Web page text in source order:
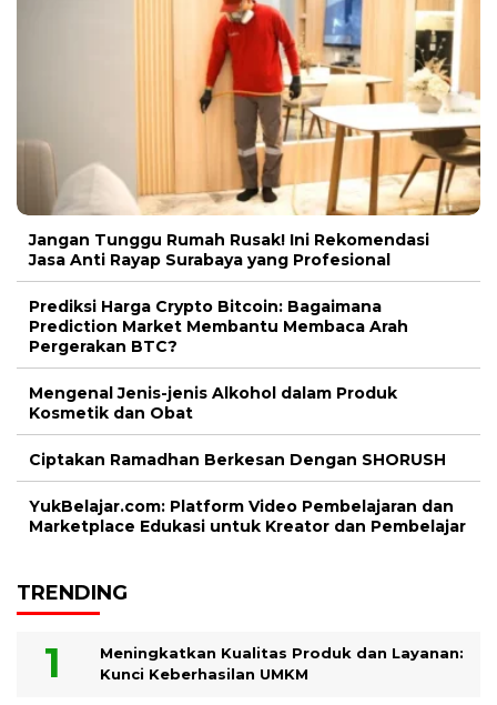
Jangan Tunggu Rumah Rusak! Ini Rekomendasi
Jasa Anti Rayap Surabaya yang Profesional
Prediksi Harga Crypto Bitcoin: Bagaimana
Prediction Market Membantu Membaca Arah
Pergerakan BTC?
Mengenal Jenis-jenis Alkohol dalam Produk
Kosmetik dan Obat
Ciptakan Ramadhan Berkesan Dengan SHORUSH
YukBelajar.com: Platform Video Pembelajaran dan
Marketplace Edukasi untuk Kreator dan Pembelajar
TRENDING
Meningkatkan Kualitas Produk dan Layanan:
Kunci Keberhasilan UMKM